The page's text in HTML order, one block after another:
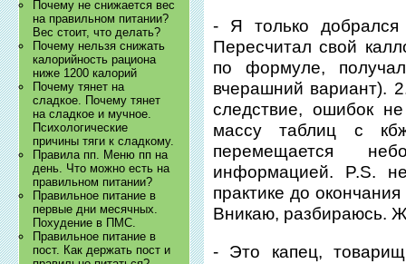
Почему не снижается вес
на правильном питании?
Вес стоит, что делать?
Почему нельзя снижать
калорийность рациона
ниже 1200 калорий
Почему тянет на
сладкое. Почему тянет
на сладкое и мучное.
Психологические
причины тяги к сладкому.
Правила пп. Меню пп на
день. Что можно есть на
правильном питании?
Правильное питание в
первые дни месячных.
Похудение в ПМС.
Правильное питание в
пост. Как держать пост и
- Я только
Пересчитал свой
по формуле,
вчерашний вариант).
следствие, ошибок
массу таблиц с
перемещается
информацией. P.S.
практике до
Вникаю, разбираюсь.
- Это капец,